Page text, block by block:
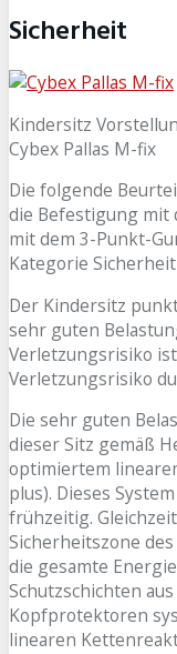
Sicherheit
Kindersitz
Cybex Pallas M-fix
Die folgende
die Befestigung mit
mit dem 3-Punkt-
Kategorie
Der Kindersitz
sehr guten
Verletzungsrisiko
Verletzungsrisiko
Die sehr guten
dieser Sitz gemäß
optimiertem
plus). Dieses
frühzeitig.
Sicherheitszone
die gesamte
Schutzschichten
Kopfprotektoren
linearen